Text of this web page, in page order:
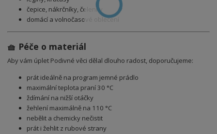
čepice, nákrčníky, čelenky
domácí a volnočasové oblečení
🧺 Péče o materiál
Aby vám úplet Podivné věci dělal dlouho radost, doporučujeme:
prát ideálně na program jemné prádlo
maximální teplota praní 30 °C
ždímání na nižší otáčky
žehlení maximálně na 110 °C
nebělit a chemicky nečistit
prát i žehlit z rubové strany